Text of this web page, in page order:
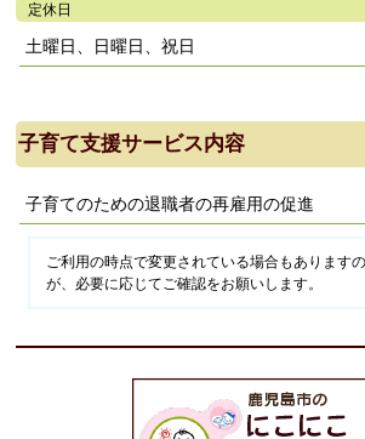
定休日
土曜日、日曜日、祝日
子育て支援サービス内容
子育てのための退職者の再雇用の促進
ご利用の時点で変更されている場合もあります
が、必要に応じてご確認をお願いします。